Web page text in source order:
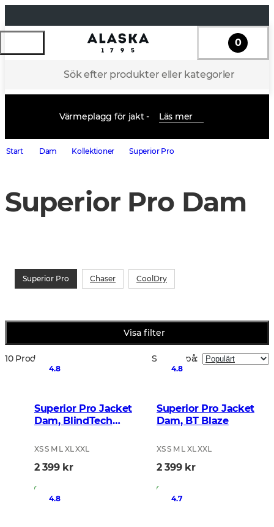
Sök efter produkter eller kategorier
0
Värmeplagg för jakt - Läs mer
Start Dam Kollektioner Superior Pro
Superior Pro Dam
Superior Pro Chaser CoolDry
Visa filter
10 Produkter Sortera på:
4.8
Superior Pro Jacket
Dam, BlindTech
XS S M L XL XXL
2 399 kr
4.8
Superior Pro Jacket
Dam, BT Blaze
XS S M L XL XXL
2 399 kr
4.8
4.7